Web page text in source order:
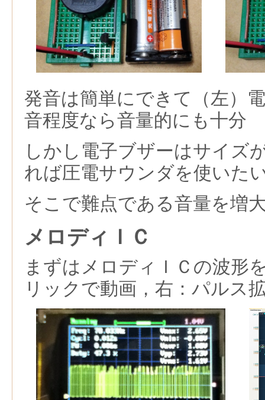
発音は簡単にできて（左）
音程度なら音量的にも十分
しかし電子ブザーはサイズ
れば圧電サウンダを使いた
そこで難点である音量を増
メロディＩＣ
まずはメロディＩＣの波形
リックで動画，右：パルス